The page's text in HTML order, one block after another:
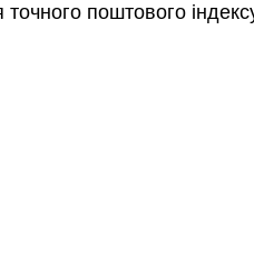
поштового